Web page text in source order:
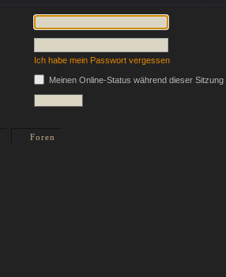
Ich habe mein Passwort vergessen
Meinen Online-Status während dieser
Foren